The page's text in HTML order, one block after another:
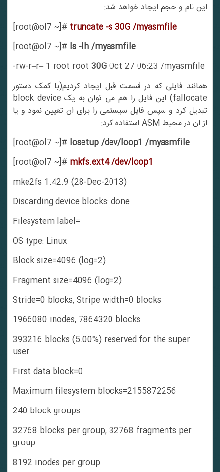
این نام و حجم ایجاد خواهد شد:
[root@ol7 ~]#truncate -s 30G /myasmfile
[root@ol7 ~]#ls -lh /myasmfile
-rw-r–r– 1 root root30GOct 27 06:23 /myasmfile
همانند فایلی که در قسمت قبل ایجاد کردیم(با کمک دستور
fallocate) این فایل را هم می توان به یک block device
تبدیل کرد و سپس فایل سیستمی را برای ان تعیین نمود و یا
از ان در محیط ASM استفاده کرد:
[root@ol7 ~]#losetup /dev/loop1 /myasmfile
[root@ol7 ~]#mkfs.ext4 /dev/loop1
mke2fs 1.42.9 (28-Dec-2013)
Discarding device blocks: done
Filesystem label=
OS type: Linux
Block size=4096 (log=2)
Fragment size=4096 (log=2)
Stride=0 blocks, Stripe width=0 blocks
1966080 inodes, 7864320 blocks
393216 blocks (5.00%) reserved for the super
user
First data block=0
Maximum filesystem blocks=2155872256
240 block groups
32768 blocks per group, 32768 fragments per
group
8192 inodes per group